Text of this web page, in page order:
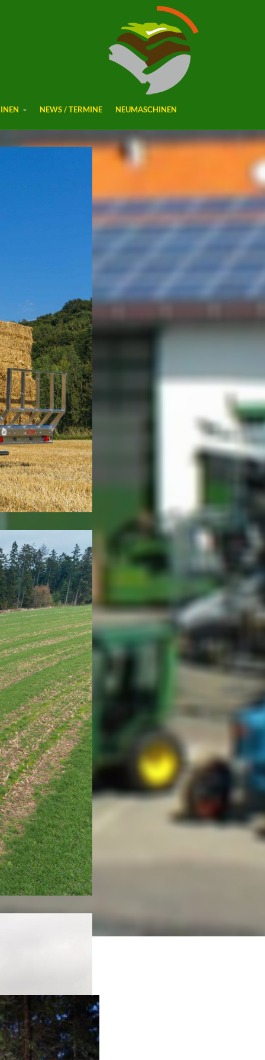
NEWS / TERMINE NEUMASCHINEN